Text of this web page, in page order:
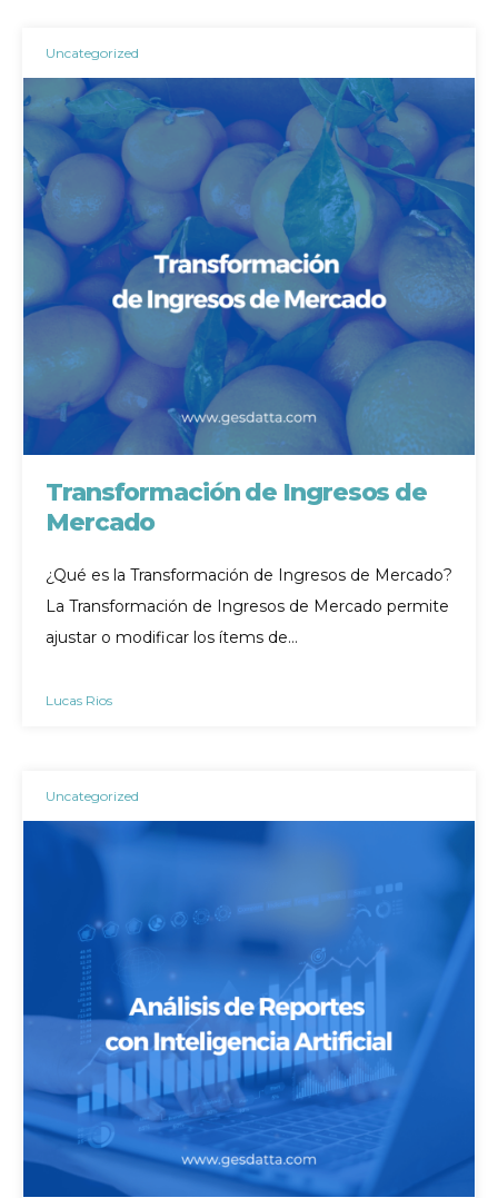
Uncategorized
Transformación de Ingresos de
Mercado
¿Qué es la Transformación de Ingresos de Mercado?
La Transformación de Ingresos de Mercado permite
ajustar o modificar los ítems de…
Lucas Rios
Uncategorized